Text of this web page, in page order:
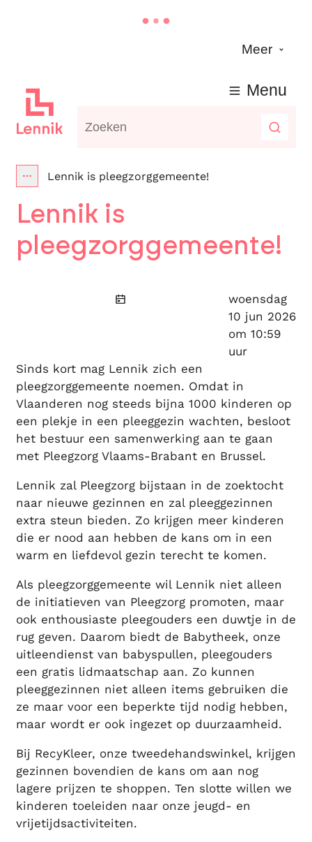
Meer
Lennik
Waarmee kunnen we jou helpen?
Menu
Toon alle broodkruimel items
Lennik is pleegzorggemeente!
Lennik is
pleegzorggemeente!
woensdag
10 jun 2026
om 10:59
uur
Sinds kort mag Lennik zich een
pleegzorggemeente noemen. Omdat in
Vlaanderen nog steeds bijna 1000 kinderen op
een plekje in een pleeggezin wachten, besloot
het bestuur een samenwerking aan te gaan
met Pleegzorg Vlaams-Brabant en Brussel.
Lennik zal Pleegzorg bijstaan in de zoektocht
naar nieuwe gezinnen en zal pleeggezinnen
extra steun bieden. Zo krijgen meer kinderen
die er nood aan hebben de kans om in een
warm en liefdevol gezin terecht te komen.
Als pleegzorggemeente wil Lennik niet alleen
de initiatieven van Pleegzorg promoten, maar
ook enthousiaste pleegouders een duwtje in de
rug geven. Daarom biedt de Babytheek, onze
uitleendienst van babyspullen, pleegouders
een gratis lidmaatschap aan. Zo kunnen
pleeggezinnen niet alleen items gebruiken die
ze maar voor een beperkte tijd nodig hebben,
maar wordt er ook ingezet op duurzaamheid.
Bij RecyKleer, onze tweedehandswinkel, krijgen
gezinnen bovendien de kans om aan nog
lagere prijzen te shoppen. Ten slotte willen we
kinderen toeleiden naar onze jeugd- en
vrijetijdsactiviteiten.